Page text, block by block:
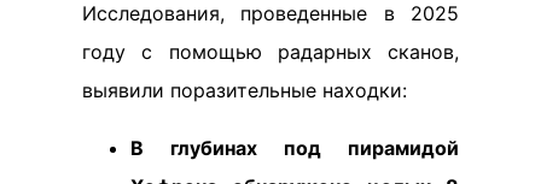
Исследования, проведенные в 2025
году с помощью радарных сканов,
выявили поразительные находки:
В глубинах под пирамидой